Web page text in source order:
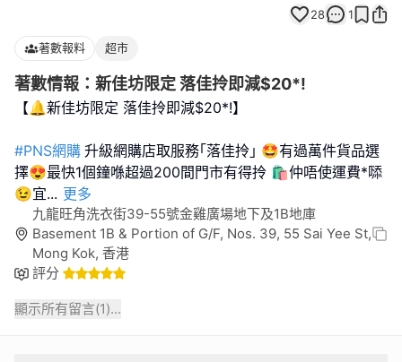
28 1
著數報料 超市
著數情報：新佳坊限定 落佳拎即減$20*!
【🔔新佳坊限定 落佳拎即減$20*!】
#PNS網購 升級網購店取服務｢落佳拎｣ 🤩有過萬件貨品選
擇😍最快1個鐘喺超過200間門市有得拎 🛍️仲唔使運費*𠻹
😉宜... 更多
九龍旺角洗衣街39-55號金雞廣場地下及1B地庫
Basement 1B & Portion of G/F, Nos. 39, 55 Sai Yee St,
Mong Kok, 香港
評分
顯示所有留言(1)...